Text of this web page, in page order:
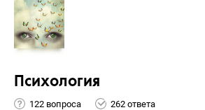
Психология
122 вопроса 262 ответа